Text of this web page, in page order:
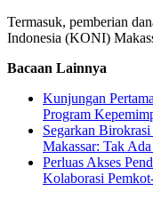
Termasuk, pemberian
Indonesia (KONI)
Bacaan Lainnya
Kunjungan
Program
Segarkan
Makassar: Tak
Perluas Akses
Kolaborasi